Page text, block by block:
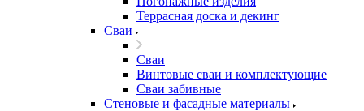
Террасная доска и декинг
Сваи
Сваи
Винтовые сваи и комплектующие
Сваи забивные
Стеновые и фасадные материалы